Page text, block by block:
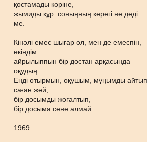
қостамады көріне,
жымиды құр: соныңның керегі не деді
ме.
Кінәлі емес шығар ол, мен де емеспін,
өкіндім:
айрылыппын бір достан арқасында
оқудың.
Енді отырмын, оқушым, мұңымды айтып
саған жәй,
бір досымды жоғалтып,
бір досыма сене алмай.
1969